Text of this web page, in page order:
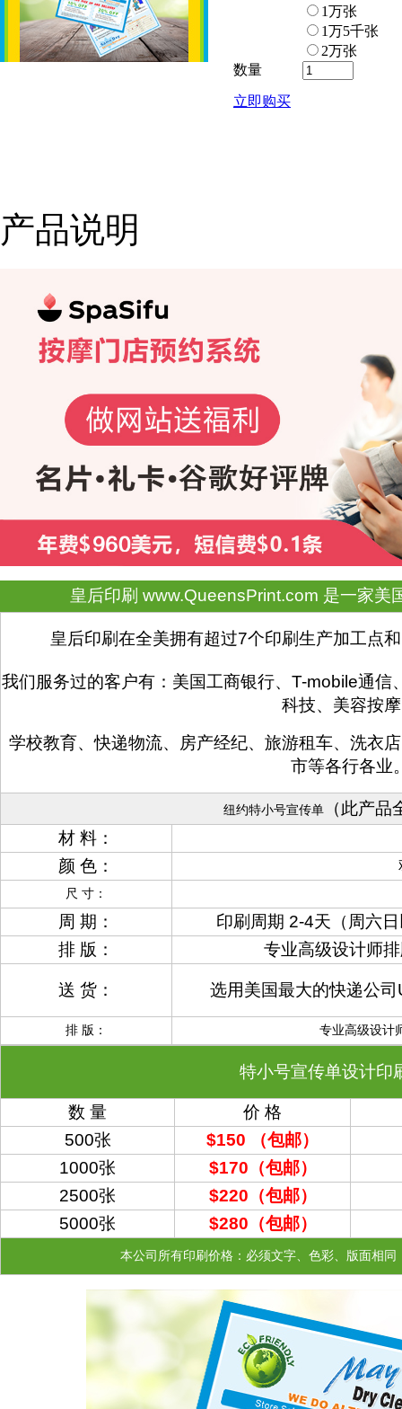
1万张
1万5千张
2万张
数量
立即购买
产品说明
皇后印刷 www.QueensPrint.com 是一家美
皇后印刷在全美拥有超过7个印刷生产加工点
我们服务过的客户有：美国工商银行、T-mobile通
科技、美容按
学校教育、快递物流、房产经纪、旅游租车、洗衣
市等各行各业
纽约特小号宣传单（此产品
材 料：
颜 色：
尺 寸：
周 期：
印刷周期 2-4天（周六
排 版：
专业高级设计师
送 货： 选用美国最大的快递公
排 版： 专业高级设计
特小号宣传单设计印
数 量
价 格
500张
$150 （包邮）
1000张
$170 （包邮）
2500张
$220 （包邮）
5000张
$280 （包邮）
本公司所有印刷价格：必须文字、色彩、版面相